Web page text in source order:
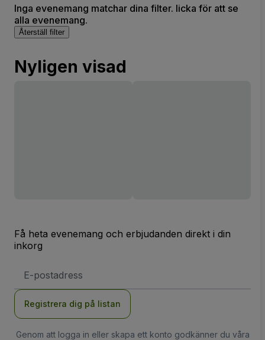
Inga evenemang matchar dina filter. licka för att se
alla evenemang.
Återställ filter
Nyligen visad
Få heta evenemang och erbjudanden direkt i din
inkorg
postadress
Registrera dig på listan
Genom att logga in eller skapa ett konto godkänner du våra